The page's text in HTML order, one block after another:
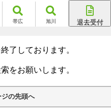
帯広 旭川 退去受付
了しております。
をお願いします。
ジの先頭へ